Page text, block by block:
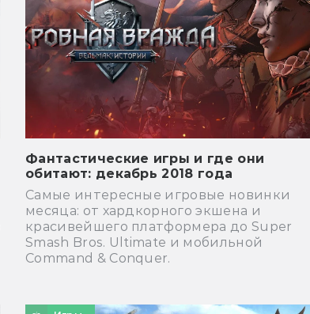
Фантастические игры и где они
обитают: декабрь 2018 года
Самые интересные игровые новинки
месяца: от хардкорного экшена и
красивейшего платформера до Super
Smash Bros. Ultimate и мобильной
Command & Conquer.